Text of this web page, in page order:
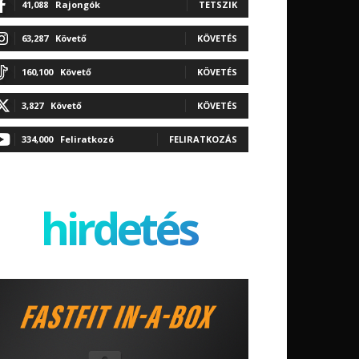
41,088 Rajongók TETSZIK
63,287 Követő KÖVETÉS
160,100 Követő KÖVETÉS
3,827 Követő KÖVETÉS
334,000 Feliratkozó FELIRATKOZÁS
hirdetés